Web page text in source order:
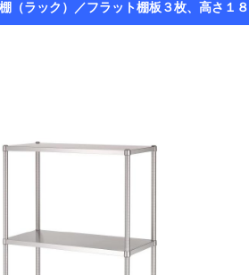
（ラック）／フラット棚板３枚、高さ